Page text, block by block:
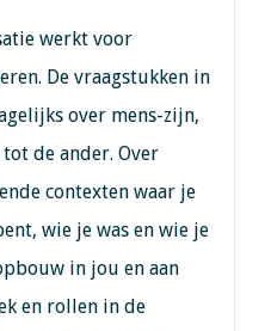
werkt voor
De vraagstukken in
over mens-zijn,
de ander. Over
contexten waar je
wie je was en wie je
in jou en aan
en rollen in de